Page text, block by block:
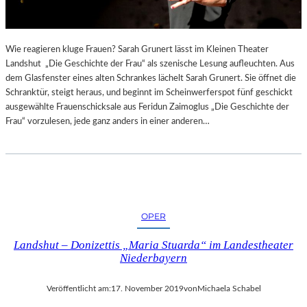
Wie reagieren kluge Frauen? Sarah Grunert lässt im Kleinen Theater
Landshut „Die Geschichte der Frau“ als szenische Lesung aufleuchten. Aus
dem Glasfenster eines alten Schrankes lächelt Sarah Grunert. Sie öffnet die
Schranktür, steigt heraus, und beginnt im Scheinwerferspot fünf geschickt
ausgewählte Frauenschicksale aus Feridun Zaimoglus „Die Geschichte der
Frau“ vorzulesen, jede ganz anders in einer anderen…
OPER
Landshut – Donizettis „Maria Stuarda“ im Landestheater
Niederbayern
Veröffentlicht am:17. November 2019vonMichaela Schabel